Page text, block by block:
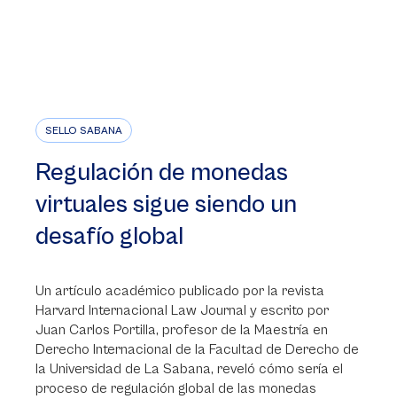
SELLO SABANA
Regulación de monedas
virtuales sigue siendo un
desafío global
Un artículo académico publicado por la revista
Harvard Internacional Law Journal y escrito por
Juan Carlos Portilla, profesor de la Maestría en
Derecho Internacional de la Facultad de Derecho de
la Universidad de La Sabana, reveló cómo sería el
proceso de regulación global de las monedas